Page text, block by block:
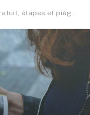
et pièges à éviter en 2026